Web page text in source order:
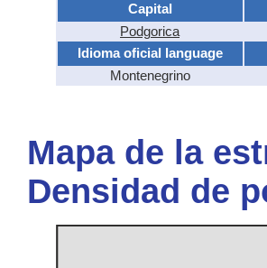
Capital
Podgorica
Idioma oficial language
Montenegrino
Mapa de la
Densidad de